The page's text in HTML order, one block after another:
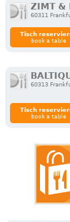
ZIMT &
60311
Tisch
book a table
60313
Tisch
book a table